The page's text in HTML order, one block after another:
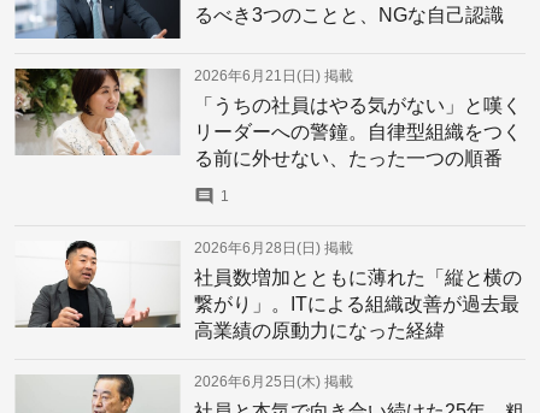
るべき3つのことと、NGな自己認識
「うちの社員はやる気がない」と嘆く
リーダーへの警鐘。自律型組織をつく
る前に外せない、たった一つの順番
1
2026年6月21日(日) 掲載
社員数増加とともに薄れた「縦と横の
繋がり」。ITによる組織改善が過去最
高業績の原動力になった経緯
2026年6月28日(日) 掲載
2026年6月25日(木) 掲載